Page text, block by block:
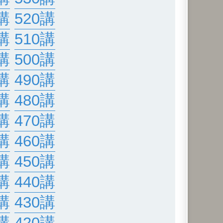
520講
510講
500講
490講
480講
470講
460講
450講
440講
430講